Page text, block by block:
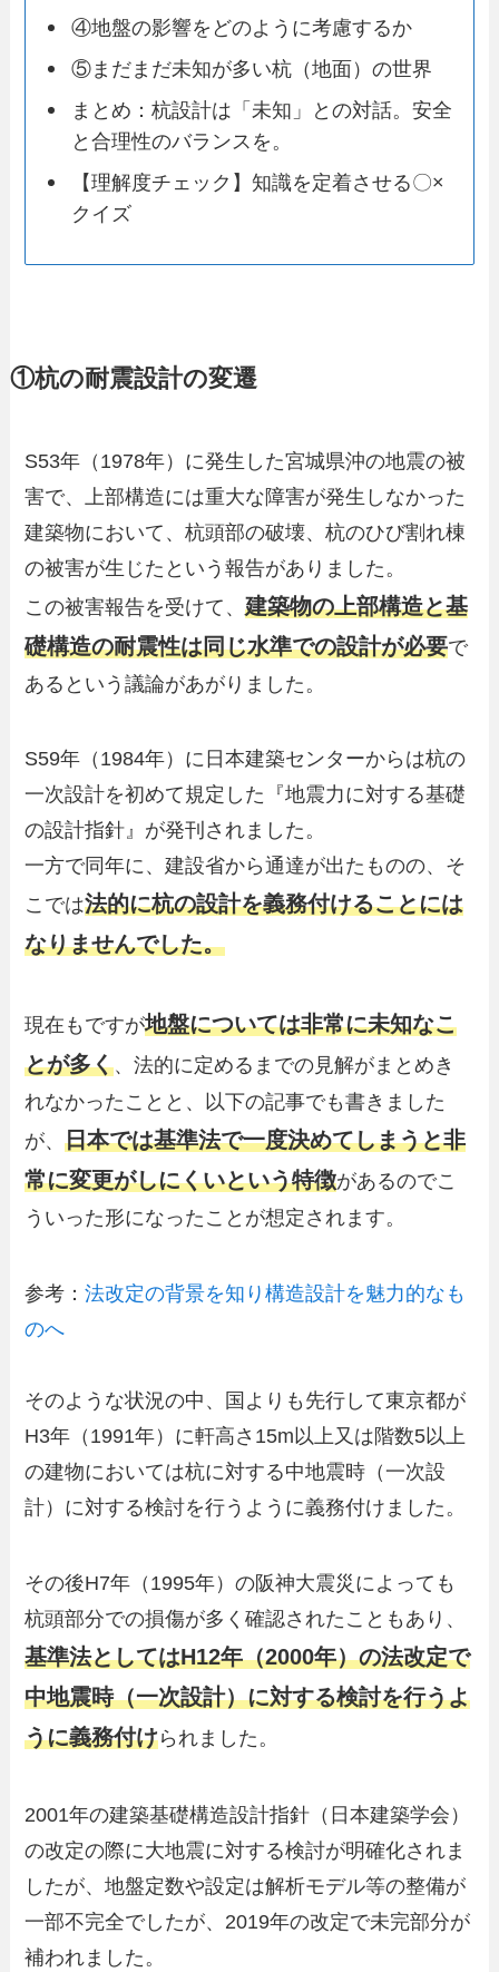
④地盤の影響をどのように考慮するか
⑤まだまだ未知が多い杭（地面）の世界
まとめ：杭設計は「未知」との対話。安全
と合理性のバランスを。
【理解度チェック】知識を定着させる〇×
クイズ
①杭の耐震設計の変遷
S53年（1978年）に発生した宮城県沖の地震の被
害で、上部構造には重大な障害が発生しなかった
建築物において、杭頭部の破壊、杭のひび割れ棟
の被害が生じたという報告がありました。
この被害報告を受けて、建築物の上部構造と基
礎構造の耐震性は同じ水準での設計が必要で
あるという議論があがりました。
S59年（1984年）に日本建築センターからは杭の
一次設計を初めて規定した『地震力に対する基礎
の設計指針』が発刊されました。
一方で同年に、建設省から通達が出たものの、そ
こでは法的に杭の設計を義務付けることには
なりませんでした。
現在もですが地盤については非常に未知なこ
とが多く、法的に定めるまでの見解がまとめき
れなかったことと、以下の記事でも書きました
が、日本では基準法で一度決めてしまうと非
常に変更がしにくいという特徴があるのでこ
ういった形になったことが想定されます。
参考：法改定の背景を知り構造設計を魅力的なも
のへ
そのような状況の中、国よりも先行して東京都が
H3年（1991年）に軒高さ15m以上又は階数5以上
の建物においては杭に対する中地震時（一次設
計）に対する検討を行うように義務付けました。
その後H7年（1995年）の阪神大震災によっても
杭頭部分での損傷が多く確認されたこともあり、
基準法としてはH12年（2000年）の法改定で
中地震時（一次設計）に対する検討を行うよ
うに義務付けられました。
2001年の建築基礎構造設計指針（日本建築学会）
の改定の際に大地震に対する検討が明確化されま
したが、地盤定数や設定は解析モデル等の整備が
一部不完全でしたが、2019年の改定で未完部分が
補われました。